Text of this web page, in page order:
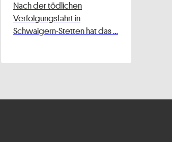
Nach der tödlichen
Verfolgungsfahrt in
Schwaigern-Stetten hat das …